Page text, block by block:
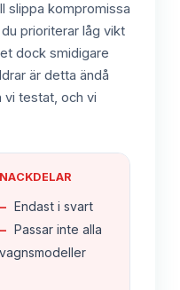
slippa kompromissa
prioriterar låg vikt
dock smidigare
är detta ändå
vi testat, och vi
NACKDELAR
− Endast i svart
− Passar inte alla
vagnsmodeller